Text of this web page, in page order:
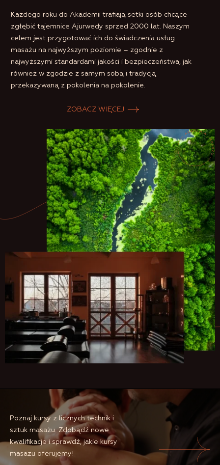
Każdego roku do Akademii trafiają setki osób chcące
zgłębić tajemnice Ajurwedy sprzed 2000 lat. Naszym
celem jest przygotować ich do świadczenia usług
masażu na najwyższym poziomie – zgodnie z
najwyższymi standardami jakości i bezpieczeństwa, jak
również w zgodzie z samym sobą i tradycją
przekazywaną z pokolenia na pokolenie.
ZOBACZ WIĘCEJ
Poznaj kursy z licznych technik i
sztuk masażu. Zdobądź nowe
kwalifikacje i sprawdź, jakie kursy
masażu oferujemy!